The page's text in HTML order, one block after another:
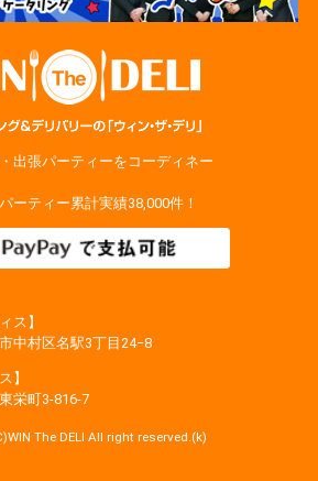
出張パーティーをコーディネー
ーティー累計実績38,000件！
ス】
中村区名駅3丁目24−8
】
栄町3‐816‐7
The DELI All right reserved.(k)